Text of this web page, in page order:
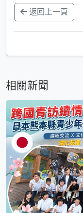
返回上一頁
相關新聞